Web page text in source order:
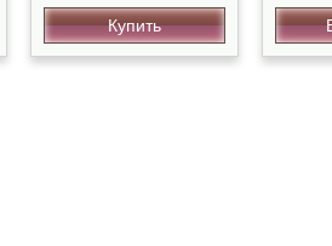
Купить